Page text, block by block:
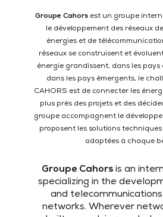
Groupe Cahorsest un groupe
le développement des réseaux
énergies et de
réseaux se construisent et
énergie grandissent, dans les pays
dans les pays émergents, le
CAHORS est de connecter les
plus près des projets et des
groupe accompagnent le
proposent les solutions
adaptées à chaque
Groupe Cahors is an
specializing in the
and
networks. Wherever